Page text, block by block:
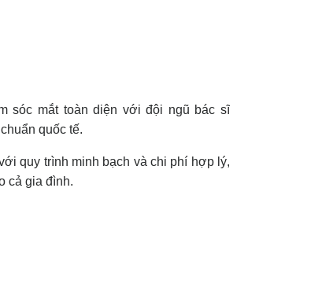
sóc mắt toàn diện với đội ngũ bác sĩ
quốc tế.
quy trình minh bạch và chi phí hợp lý,
cả gia đình.